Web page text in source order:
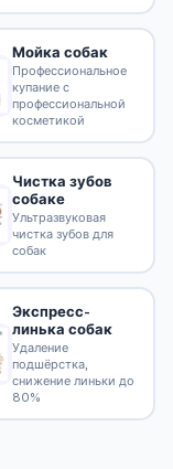
Мойка собак
Профессиональное
купание с
профессиональной
косметикой
Чистка зубов
собаке
Ультразвуковая
чистка зубов для
собак
Экспресс-
линька собак
Удаление
подшёрстка,
снижение линьки до
80%